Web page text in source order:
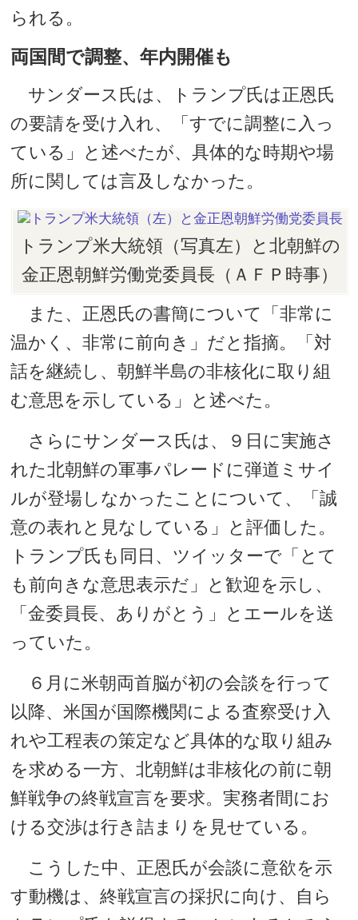
られる。
両国間で調整、年内開催も
サンダース氏は、トランプ氏は正恩氏
の要請を受け入れ、「すでに調整に入っ
ている」と述べたが、具体的な時期や場
所に関しては言及しなかった。
トランプ米大統領（写真左）と北朝鮮の
金正恩朝鮮労働党委員長（ＡＦＰ時事）
また、正恩氏の書簡について「非常に
温かく、非常に前向き」だと指摘。「対
話を継続し、朝鮮半島の非核化に取り組
む意思を示している」と述べた。
さらにサンダース氏は、９日に実施さ
れた北朝鮮の軍事パレードに弾道ミサイ
ルが登場しなかったことについて、「誠
意の表れと見なしている」と評価した。
トランプ氏も同日、ツイッターで「とて
も前向きな意思表示だ」と歓迎を示し、
「金委員長、ありがとう」とエールを送
っていた。
６月に米朝両首脳が初の会談を行って
以降、米国が国際機関による査察受け入
れや工程表の策定など具体的な取り組み
を求める一方、北朝鮮は非核化の前に朝
鮮戦争の終戦宣言を要求。実務者間にお
ける交渉は行き詰まりを見せている。
こうした中、正恩氏が会談に意欲を示
す動機は、終戦宣言の採択に向け、自ら